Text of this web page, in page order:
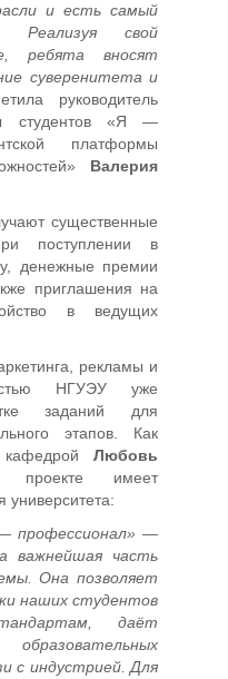
и есть самый
Реализуя свой
ребята вносят
суверенитета и
руководитель
студентов «Я —
платформы
Валерия
существенные
поступлении в
денежные премии
приглашения на
в ведущих
рекламы и
НГУЭУ уже
заданий для
этапов. Как
кафедрой Любовь
имеет
университета:
профессионал» —
важнейшая часть
Она позволяет
наших студентов
даёт
с индустрией. Для